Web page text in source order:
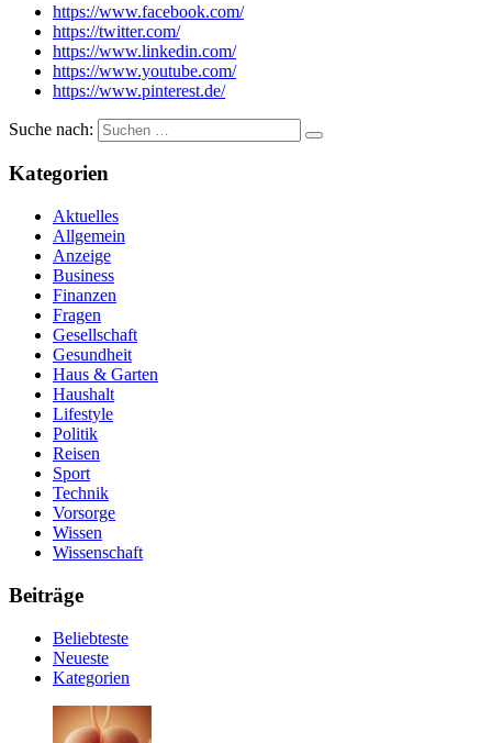
https://www.facebook.com/
https://twitter.com/
https://www.linkedin.com/
https://www.youtube.com/
https://www.pinterest.de/
Suche nach:
Kategorien
Aktuelles
Allgemein
Anzeige
Business
Finanzen
Fragen
Gesellschaft
Gesundheit
Haus & Garten
Haushalt
Lifestyle
Politik
Reisen
Sport
Technik
Vorsorge
Wissen
Wissenschaft
Beiträge
Beliebteste
Neueste
Kategorien